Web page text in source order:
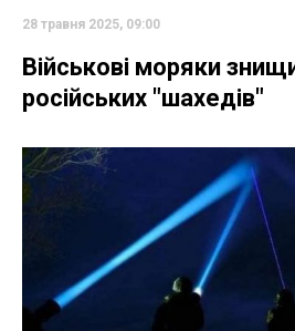
28 травня 2025, 09:00
Військові моряки
російських "шахедів"